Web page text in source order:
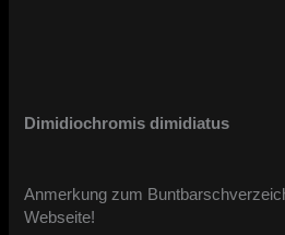
Dimidiochromis dimidiatus
Anmerkung zum
Webseite!